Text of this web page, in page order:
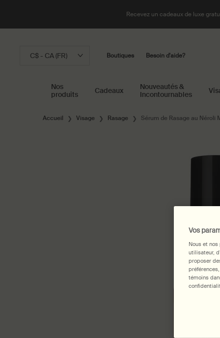
Recevez un cadeaux de luxe
C$ - CA (FR) Boutiques Besoin d'aide?
Nos
produits
Cadeaux
Nouveautés &
Incontournables
Accueil Visage Rasage Sérum de Rasage au Néroli
Vos
Nous et
utilisateur,
proposer
témoins